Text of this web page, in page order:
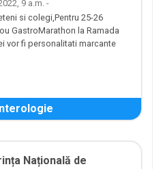
9 a.m. -
si colegi,Pentru 25-26
GastroMarathon la Ramada
vor fi personalitati marcante
Națională de